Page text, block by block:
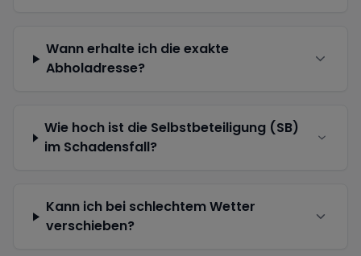
Wann erhalte ich die exakte
Abholadresse?
Wie hoch ist die Selbstbeteiligung (SB)
im Schadensfall?
Kann ich bei schlechtem Wetter
verschieben?